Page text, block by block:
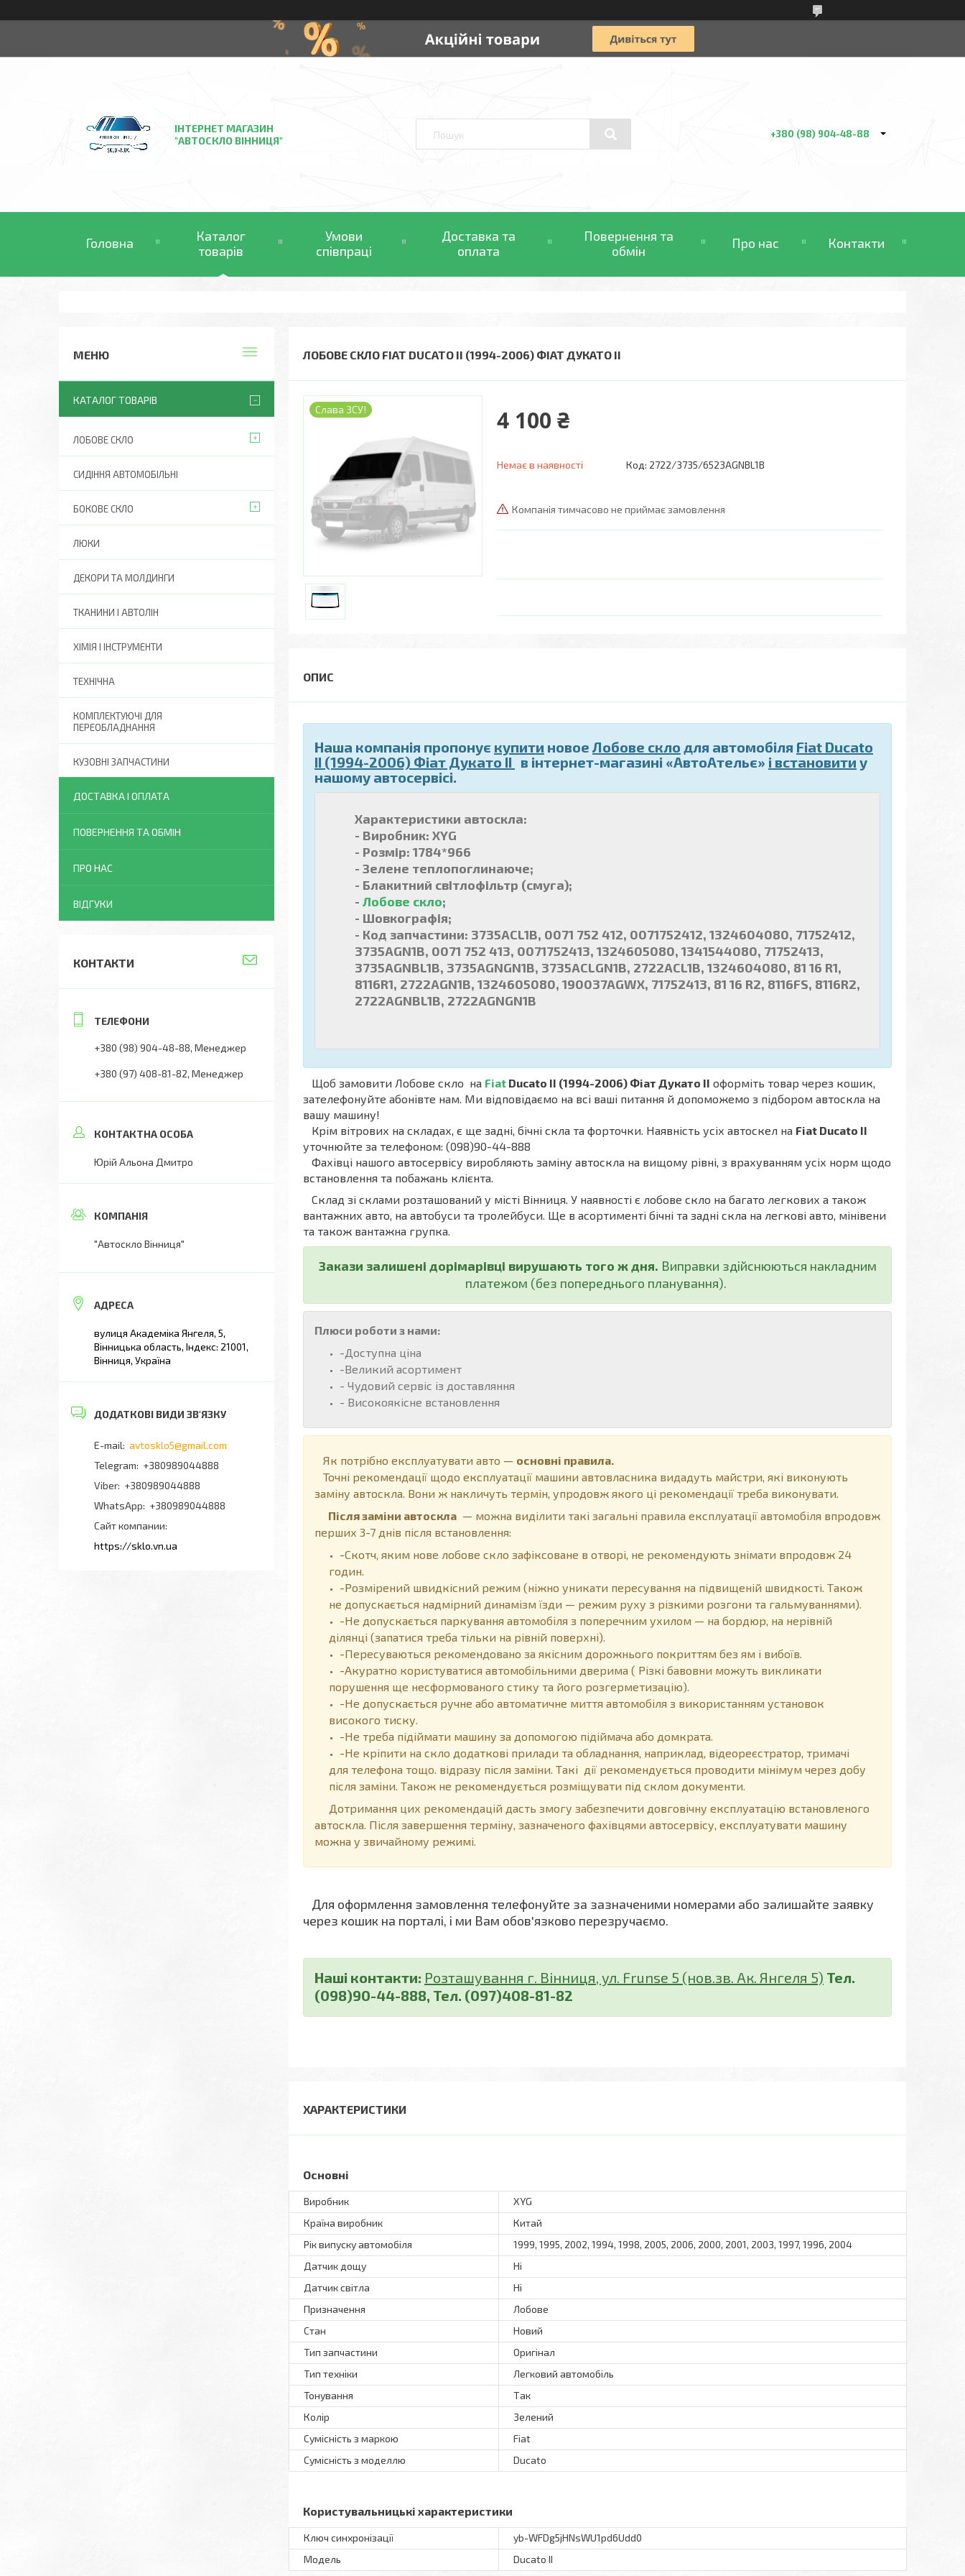
ІНТЕРНЕТ МАГАЗИН
"АВТОСКЛО ВІННИЦЯ"
+380 (98) 904-48-88
Головна
Каталог
товарів
Умови
співпраці
Доставка та
оплата
Повернення та
обмін
Про нас Контакти
ЛОБОВЕ СКЛО FIAT DUCATO II (1994-2006) ФІАТ ДУКАТО II
Слава ЗСУ! 4 100 ₴
Немає в наявності Код: 2722/3735/6523AGNBL1B
Компанія тимчасово не приймає замовлення
Наша компанія пропонує купити новое Лобове скло для автомобіля Fiat Ducato
II (1994-2006) Фіат Дукато II в інтернет-магазині «АвтоАтельє» і встановити у
нашому автосервісі.
Характеристики автоскла:
- Виробник: XYG
- Розмір: 1784*966
- Зелене теплопоглинаюче;
- Блакитний свІтлофільтр (смуга);
- Лобове скло;
- Шовкографія;
- Код запчастини: 3735ACL1B, 0071 752 412, 0071752412, 1324604080, 71752412,
3735AGN1B, 0071 752 413, 0071752413, 1324605080, 1341544080, 71752413,
3735AGNBL1B, 3735AGNGN1B, 3735ACLGN1B, 2722ACL1B, 1324604080, 81 16 R1,
8116R1, 2722AGN1B, 1324605080, 190037AGWX, 71752413, 81 16 R2, 8116FS, 8116R2,
2722AGNBL1B, 2722AGNGN1B
Щоб замовити Лобове скло на Fiat Ducato II (1994-2006) Фіат Дукато II оформіть товар через кошик,
зателефонуйте абонівте нам. Ми відповідаємо на всі ваші питання й допоможемо з підбором автоскла на
вашу машину!
Крім вітрових на складах, є ще задні, бічні скла та форточки. Наявність усіх автоскел на Fiat Ducato II
уточнюйте за телефоном: (098)90-44-888
Фахівці нашого автосервісу виробляють заміну автоскла на вищому рівні, з врахуванням усіх норм щодо
встановлення та побажань клієнта.
Склад зі склами розташований у місті Вінниця. У наявності є лобове скло на багато легкових а також
вантажних авто, на автобуси та тролейбуси. Ще в асортименті бічні та задні скла на легкові авто, мінівени
та також вантажна групка.
Закази залишені дорімарівці вирушають того ж дня. Виправки здійснюються накладним
платежом (без попереднього планування).
Плюси роботи з нами:
-Доступна ціна
-Великий асортимент
- Чудовий сервіс із доставляння
- Високоякісне встановлення
Як потрібно експлуатувати авто — основні правила.
Точні рекомендації щодо експлуатації машини автовласника видадуть майстри, які виконують
заміну автоскла. Вони ж накличуть термін, упродовж якого ці рекомендації треба виконувати.
Після заміни автоскла — можна виділити такі загальні правила експлуатації автомобіля впродовж
перших 3-7 днів після встановлення:
-Скотч, яким нове лобове скло зафіксоване в отворі, не рекомендують знімати впродовж 24
годин.
-Розмірений швидкісний режим (ніжно уникати пересування на підвищеній швидкості. Також
не допускається надмірний динамізм їзди — режим руху з різкими розгони та гальмуваннями).
-Не допускається паркування автомобіля з поперечним ухилом — на бордюр, на нерівній
ділянці (запатися треба тільки на рівній поверхні).
-Пересуваються рекомендовано за якісним дорожнього покриттям без ям і вибоїв.
-Акуратно користуватися автомобільними дверима ( Різкі бавовни можуть викликати
порушення ще несформованого стику та його розгерметизацію).
-Не допускається ручне або автоматичне миття автомобіля з використанням установок
високого тиску.
-Не треба підіймати машину за допомогою підіймача або домкрата.
-Не кріпити на скло додаткові прилади та обладнання, наприклад, відеореєстратор, тримачі
для телефона тощо. відразу після заміни. Такі дії рекомендується проводити мінімум через добу
після заміни. Також не рекомендується розміщувати під склом документи.
Дотримання цих рекомендацій дасть змогу забезпечити довговічну експлуатацію встановленого
автоскла. Після завершення терміну, зазначеного фахівцями автосервісу, експлуатувати машину
можна у звичайному режимі.
Для оформлення замовлення телефонуйте за зазначеними номерами або залишайте заявку
через кошик на порталі, і ми Вам обов'язково перезручаємо.
Наші контакти: Розташування г. Вінниця, ул. Frunse 5 (нов.зв. Ак. Янгеля 5) Тел.
(098)90-44-888, Тел. (097)408-81-82
ХАРАКТЕРИСТИКИ
Основні
Виробник
XYG
Країна виробник
Китай
Рік випуску автомобіля
1999, 1995, 2002, 1994, 1998, 2005, 2006, 2000, 2001, 2003, 1997, 1996, 2004
Датчик дощу
Ні
Датчик світла
Ні
Призначення
Лобове
Стан
Новий
Тип запчастини
Оригінал
Тип техніки
Легковий автомобіль
Тонування
Так
Колір
Зелений
Сумісність з маркою
Fiat
Сумісність з моделлю
Ducato
Користувальницькі характеристики
Ключ синхронізації
yb-WFDg5jHNsWU1pd6Udd0
Мoдель
Ducato II
КАТАЛОГ ТОВАРІВ
ЛОБОВЕ СКЛО
СИДІННЯ АВТОМОБІЛЬНІ
БОКОВЕ СКЛО
ЛЮКИ
ДЕКОРИ ТА МОЛДИНГИ
ТКАНИНИ І АВТОЛІН
ХІМІЯ І ІНСТРУМЕНТИ
ТЕХНІЧНА
КОМПЛЕКТУЮЧІ ДЛЯ
ПЕРЕОБЛАДНАННЯ
КУЗОВНІ ЗАПЧАСТИНИ
ДОСТАВКА І ОПЛАТА
ПОВЕРНЕННЯ ТА ОБМІН
ПРО НАС
ВІДГУКИ
КОНТАКТИ
+380 (98) 904-48-88 Менеджер
+380 (97) 408-81-82 Менеджер
Юрій Альона Дмитро
"Автоскло Вінниця"
вулиця Академіка Янгеля, 5,
Вінницька область, Індекс: 21001,
Вінниця, Україна
avtosklo5@gmail.com
+380989044888
+380989044888
+380989044888
Сайт компании
https://sklo.vn.ua